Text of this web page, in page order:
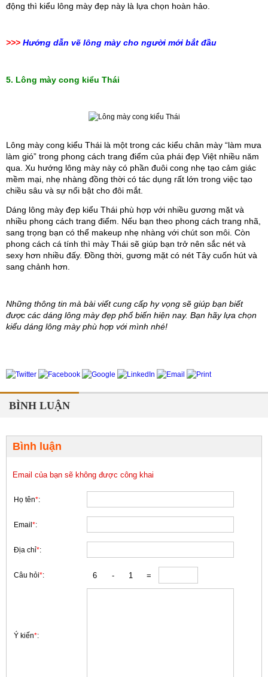
động thì kiểu lông mày đẹp này là lựa chọn hoàn hảo.
>>> Hướng dẫn vẽ lông mày cho người mới bắt đầu
5. Lông mày cong kiểu Thái
Lông mày cong kiểu Thái là một trong các kiểu chân mày “làm mưa
làm gió” trong phong cách trang điểm của phái đẹp Việt nhiều năm
qua. Xu hướng lông mày này có phần đuôi cong nhẹ tạo cảm giác
mềm mại, nhẹ nhàng đồng thời có tác dụng rất lớn trong việc tạo
chiều sâu và sự nổi bật cho đôi mắt.
Dáng lông mày đẹp kiểu Thái phù hợp với nhiều gương mặt và
nhiều phong cách trang điểm. Nếu bạn theo phong cách trang nhã,
sang trọng bạn có thể makeup nhẹ nhàng với chút son môi. Còn
phong cách cá tính thì mày Thái sẽ giúp bạn trở nên sắc nét và
sexy hơn nhiều đấy. Đồng thời, gương mặt có nét Tây cuốn hút và
sang chảnh hơn.
Những thông tin mà bài viết cung cấp hy vọng sẽ giúp bạn biết
được các dáng lông mày đẹp phổ biến hiện nay. Bạn hãy lựa chọn
kiểu dáng lông mày phù hợp với mình nhé!
BÌNH LUẬN
Bình luận
Email của bạn sẽ không được công khai
Họ tên*:
Email *:
Địa chỉ*:
Câu hỏi*:
Ý kiến*: